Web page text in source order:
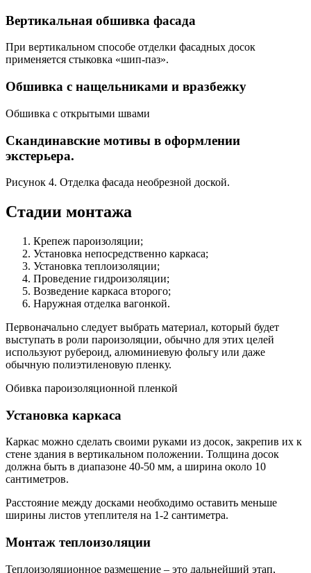
Вертикальная обшивка фасада
При вертикальном способе отделки фасадных досок
применяется стыковка «шип-паз».
Обшивка с нащельниками и вразбежку
Обшивка с открытыми швами
Скандинавские мотивы в оформлении
экстерьера.
Рисунок 4. Отделка фасада необрезной доской.
Стадии монтажа
Крепеж пароизоляции;
Установка непосредственно каркаса;
Установка теплоизоляции;
Проведение гидроизоляции;
Возведение каркаса второго;
Наружная отделка вагонкой.
Первоначально следует выбрать материал, который будет
выступать в роли пароизоляции, обычно для этих целей
используют рубероид, алюминиевую фольгу или даже
обычную полиэтиленовую пленку.
Обивка пароизоляционной пленкой
Установка каркаса
Каркас можно сделать своими руками из досок, закрепив их к
стене здания в вертикальном положении. Толщина досок
должна быть в диапазоне 40-50 мм, а ширина около 10
сантиметров.
Расстояние между досками необходимо оставить меньше
ширины листов утеплителя на 1-2 сантиметра.
Монтаж теплоизоляции
Теплоизоляционное размещение – это дальнейший этап,